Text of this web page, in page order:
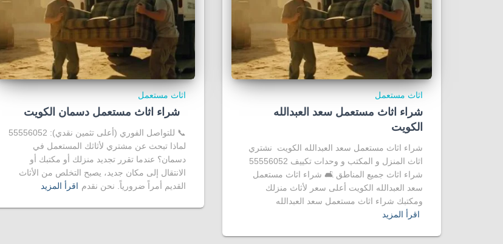
اثاث مستعمل
شراء اثاث مستعمل سعد العبدالله
الكويت
شراء اثاث مستعمل سعد العبدالله الكويت نشتري
اثاث المنزل و المكتب و وحدات تكييف 55556052
شراء اثاث جميع المناطق 🛋️ شراء اثاث مستعمل
سعد العبدالله الكويت أعلى سعر لأثاث منزلك
ومكتبك شراء اثاث مستعمل سعد العبدالله
اقرأ المزيد
اثاث مستعمل
شراء اثاث مستعمل دسمان الكويت
📞 للتواصل الفوري (أعلى تثمين نقدي): 55556052
لماذا تبحث عن مشتري لأثاثك المستعمل في
دسمان؟ عندما تقرر تجديد منزلك أو مكتبك أو
الانتقال إلى مكان جديد، يصبح التخلص من الأثاث
القديم أمراً ضرورياً. نحن نقدم اقرأ المزيد